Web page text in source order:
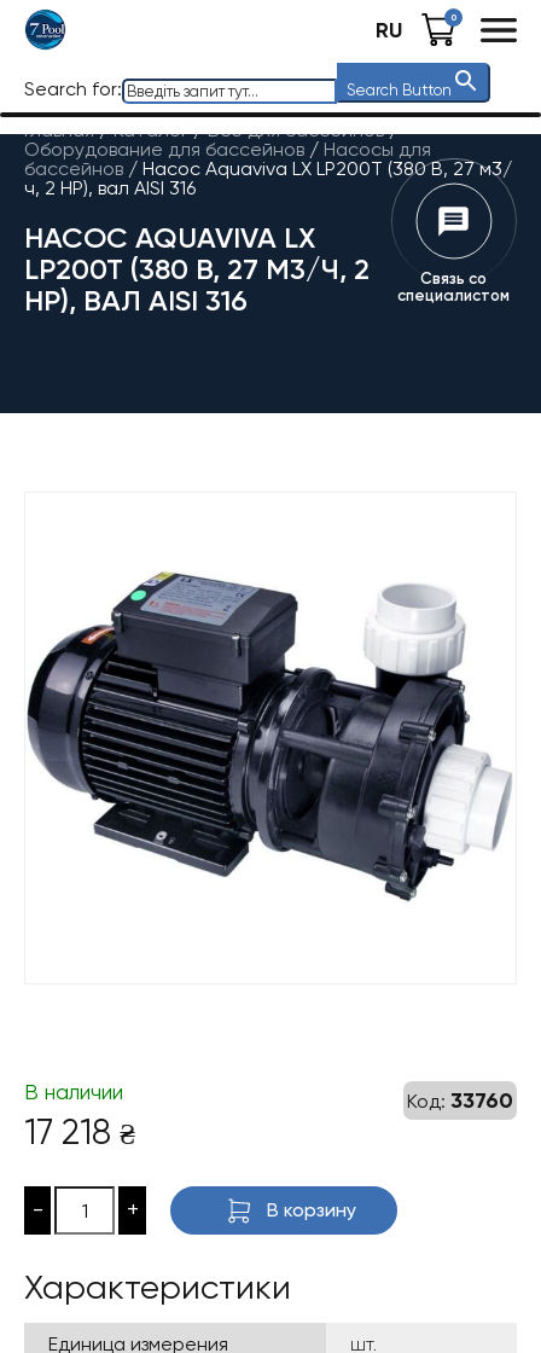
RU 0
Search for: Search Button
Главная / Каталог/Все для бассейнов/
Оборудование для бассейнов / Насосы для
бассейнов / Насос Aquaviva LX LP200T (380 В, 27 м3/
ч, 2 HP), вал AISI 316
НАСОС AQUAVIVA LX
LP200T (380 В, 27 М3/Ч, 2
HP), ВАЛ AISI 316
Связь со
специалистом
Код: 33760
В наличии
17 218 ₴
- + В корзину
Характеристики
Единица измерения
шт.